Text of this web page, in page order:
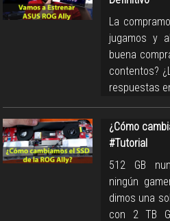
La
jugamos y
buena
contentos?
respuestas
¿Cómo
#Tutorial
512 GB
ningún
dimos una
con 2 TB